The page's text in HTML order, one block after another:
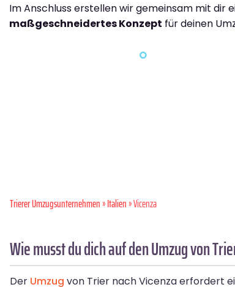
Im Anschluss erstellen wir gemeinsam mit dir
maßgeschneidertes Konzept für deinen
Trierer Umzugsunternehmen»Italien» Vicenza
Wie musst du dich auf den Umzug von
Der Umzug von Trier nach Vicenza erfordert